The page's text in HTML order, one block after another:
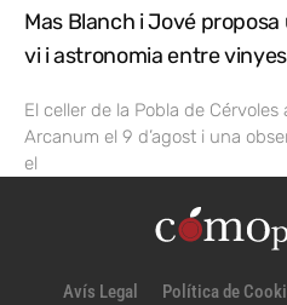
Mas Blanch i Jové
vi i astronomia entre vinyes
El celler de la Pobla de
Arcanum el 9 d’agost i una
el
Avís Legal Política de